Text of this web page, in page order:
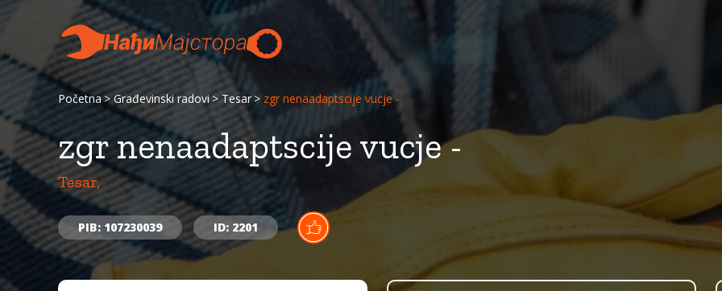
Početna Građevinski radovi Tesar zgr nenaadaptscije vucje -
zgr nenaadaptscije vucje -
Tesar,
PIB: 107230039 ID: 2201